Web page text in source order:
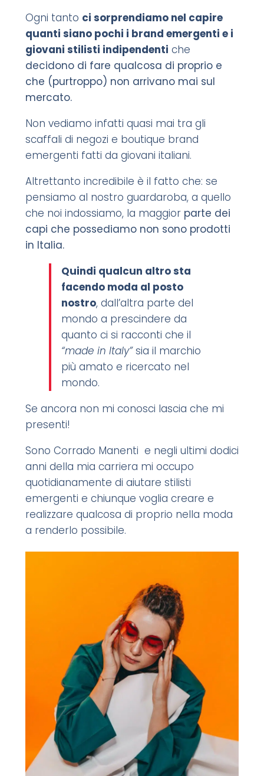
Ogni tanto ci sorprendiamo nel capire
quanti siano pochi i brand emergenti e i
giovani stilisti indipendenti che
decidono di fare qualcosa di proprio e
che (purtroppo) non arrivano mai sul
mercato.
Non vediamo infatti quasi mai tra gli
scaffali di negozi e boutique brand
emergenti fatti da giovani italiani.
Altrettanto incredibile è il fatto che: se
pensiamo al nostro guardaroba, a quello
che noi indossiamo, la maggiorparte dei
capi che possediamo non sono prodotti
in Italia.
Quindi qualcun altro sta
facendo moda al posto
nostro, dall’altra parte del
mondo a prescindere da
quanto ci si racconti che il
“made in Italy”sia il marchio
più amato e ricercato nel
mondo.
Se ancora non mi conosci lascia che mi
presenti!
Sono Corrado Manenti e negli ultimi dodici
anni della mia carriera mi occupo
quotidianamente di aiutare stilisti
emergenti e chiunque voglia creare e
realizzare qualcosa di proprio nella moda
a renderlo possibile.